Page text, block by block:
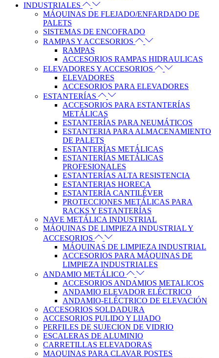
INDUSTRIALES
MÁQUINAS DE FLEJADO/ENFARDADO DE
PALETS
SISTEMAS DE ENCOFRADO
RAMPAS Y ACCESORIOS
RAMPAS
ACCESORIOS RAMPAS HIDRAULICAS
ELEVADORES Y ACCESORIOS
ELEVADORES
ACCESORIOS PARA ELEVADORES
ESTANTERÍAS
ACCESORIOS PARA ESTANTERÍAS
METÁLICAS
ESTANTERÍAS PARA NEUMÁTICOS
ESTANTERIA PARA ALMACENAMIENTO
DE PALETS
ESTANTERÍAS METÁLICAS
ESTANTERÍAS METÁLICAS
PROFESIONALES
ESTANTERÍAS ALTA RESISTENCIA
ESTANTERIAS HORECA
ESTANTERÍA CANTILÉVER
PROTECCIONES METÁLICAS PARA
RACKS Y ESTANTERÍAS
NAVE METÁLICA INDUSTRIAL
MÁQUINAS DE LIMPIEZA INDUSTRIAL Y
ACCESORIOS
MÁQUINAS DE LIMPIEZA INDUSTRIAL
ACCESORIOS PARA MÁQUINAS DE
LIMPIEZA INDUSTRIALES
ANDAMIO METÁLICO
ACCESORIOS ANDAMIOS METALICOS
ANDAMIO ELEVADOR ELÉCTRICO
ANDAMIO-ELÉCTRICO DE ELEVACIÓN
ACCESORIOS SOLDADURA
ACCESORIOS PULIDO Y LIJADO
PERFILES DE SUJECION DE VIDRIO
ESCALERAS DE ALUMINIO
CARRETILLAS ELEVADORAS
MAQUINAS PARA CLAVAR POSTES